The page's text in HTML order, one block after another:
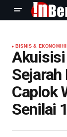
BISNIS & EKONOMI
Akuisisi
Caplok
Senilai